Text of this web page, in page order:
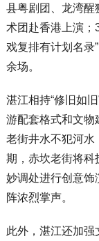
县粤剧团、龙湾醒
术团赴香港上演；
戏复排有计划名录
余场。
湛江相持“修旧如
游配套格式和文物
老街井水不犯河水
期，赤坎老街将科
妙调处进行创意饰
阵浓烈掌声。
此外，湛江还加强